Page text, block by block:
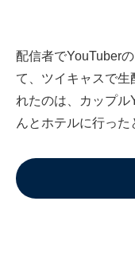
配信者でYouTuber
て、ツイキャスで生
れたのは、カップル
んとホテルに行った